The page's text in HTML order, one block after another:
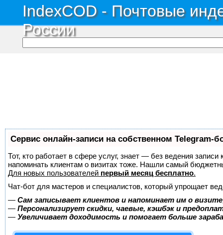
IndexCOD - Почтовые
России
Сервис онлайн-записи на собственном Telegram-
Тот, кто работает в сфере услуг, знает — без ведения
напоминать клиентам о визитах тоже. Нашли самый
Для новых пользователей первый месяц бесплатно.
Чат-бот для мастеров и специалистов, который упрощает
— Сам записывает клиентов и напоминает им о
— Персонализирует скидки, чаевые, кэшбэк и
— Увеличивает доходимость и помогает больше